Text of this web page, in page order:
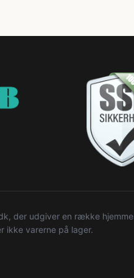
der udgiver en række
ikke varerne på lager.